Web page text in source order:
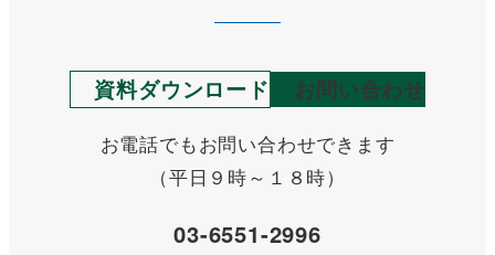
資料ダウンロード お問い合わせ
お電話でもお問い合わせできます
（平日９時～１８時）
03-6551-2996